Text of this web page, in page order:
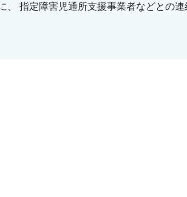
、 指定障害児通所支援事業者などとの連